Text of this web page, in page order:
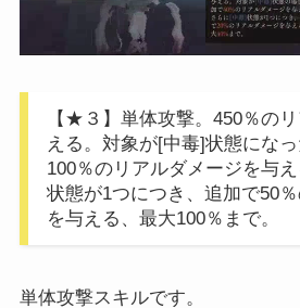
【★３】単体攻撃。450％の
える。対象が[中毒]状態にな
100％のリアルダメージを与
状態が1つにつき、追加で50
を与える、最大100％まで。
単体攻撃スキルです。